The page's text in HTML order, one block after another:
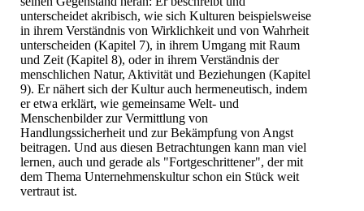
unterscheidet akribisch, wie sich Kulturen beispielsweise
in ihrem Verständnis von Wirklichkeit und von Wahrheit
unterscheiden (Kapitel 7), in ihrem Umgang mit Raum
und Zeit (Kapitel 8), oder in ihrem Verständnis der
menschlichen Natur, Aktivität und Beziehungen (Kapitel
9). Er nähert sich der Kultur auch hermeneutisch, indem
er etwa erklärt, wie gemeinsame Welt- und
Menschenbilder zur Vermittlung von
Handlungssicherheit und zur Bekämpfung von Angst
beitragen. Und aus diesen Betrachtungen kann man viel
lernen, auch und gerade als "Fortgeschrittener", der mit
dem Thema Unternehmenskultur schon ein Stück weit
vertraut ist.